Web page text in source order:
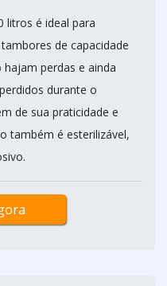
litros é ideal para
de capacidade
perdas e ainda
durante o
de sua praticidade e
também é esterilizável,